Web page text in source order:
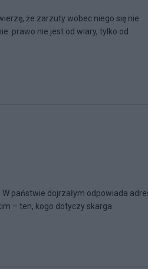
że zarzuty wobec niego się nie
prawo nie jest od wiary, tylko od
państwie dojrzałym odpowiada
– ten, kogo dotyczy skarga.